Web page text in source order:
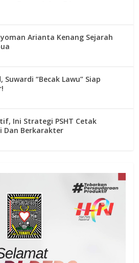
Arianta Kenang Sejarah
Suwardi “Becak Lawu” Siap
Ini Strategi PSHT Cetak
Dan Berkarakter